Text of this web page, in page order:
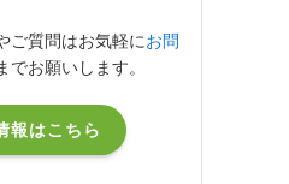
ご質問はお気軽にお問
でお願いします。
報はこちら